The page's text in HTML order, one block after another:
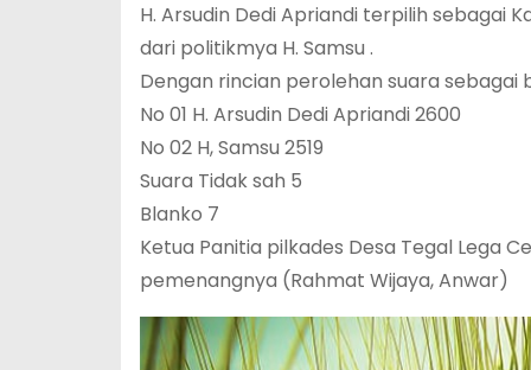
H. Arsudin Dedi Apriandi terpilih sebagai
dari politikmya H. Samsu .
Dengan rincian perolehan suara sebagai
No 01 H. Arsudin Dedi Apriandi 2600
No 02 H, Samsu 2519
Suara Tidak sah 5
Blanko 7
Ketua Panitia pilkades Desa Tegal Lega
pemenangnya (Rahmat Wijaya, Anwar)